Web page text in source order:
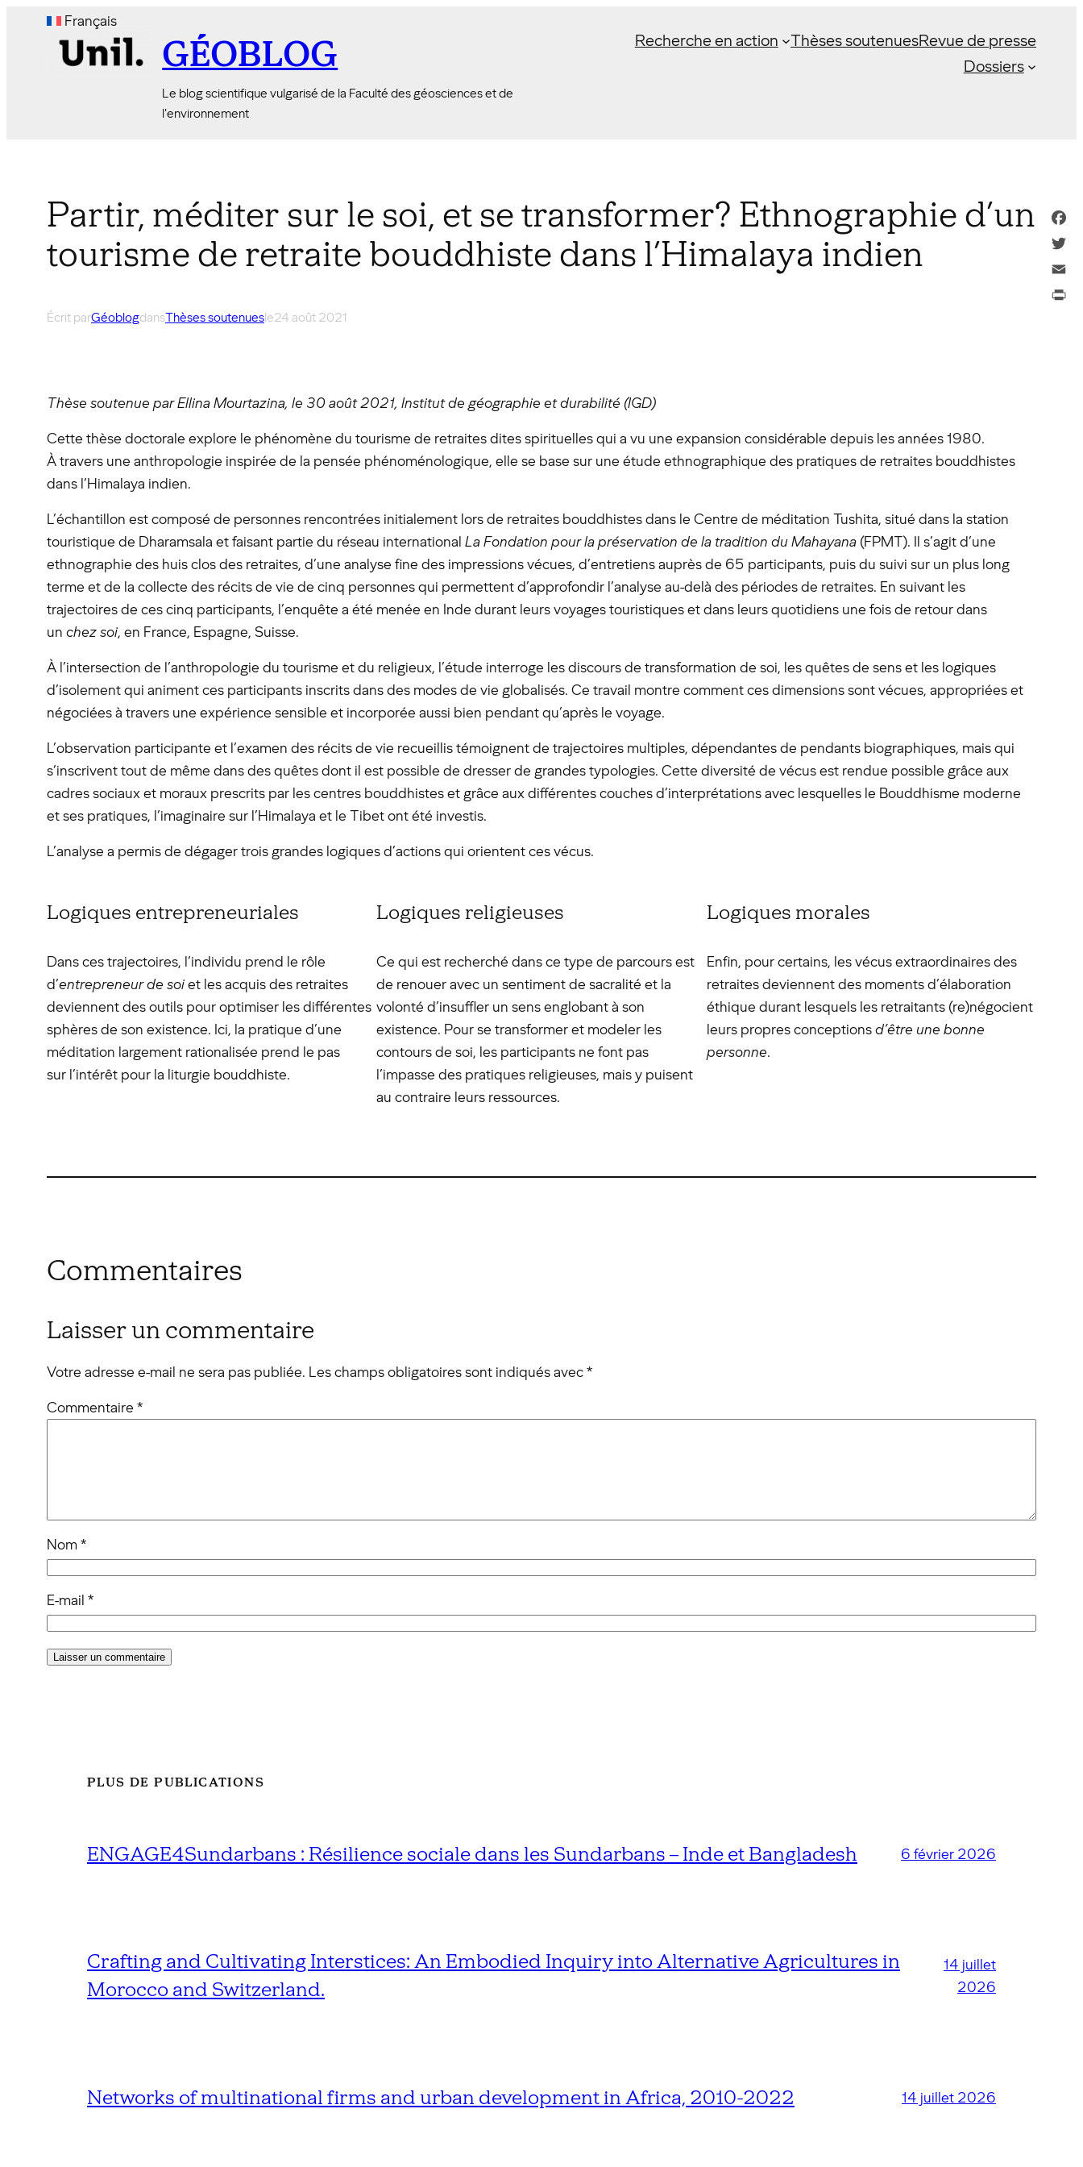
Français
GÉOBLOG
Le blog scientifique vulgarisé de la Faculté des géosciences et de
l'environnement
Recherche en action Thèses soutenuesRevue de presse
Dossiers
Partir, méditer sur le soi, et se transformer? Ethnographie d’un
tourisme de retraite bouddhiste dans l’Himalaya indien
Écrit parGéoblogdansThèses soutenuesle24 août 2021
Thèse soutenue par Ellina Mourtazina, le 30 août 2021, Institut de géographie et durabilité (IGD)
Cette thèse doctorale explore le phénomène du tourisme de retraites dites spirituelles qui a vu une expansion considérable depuis les années 1980.
À travers une anthropologie inspirée de la pensée phénoménologique, elle se base sur une étude ethnographique des pratiques de retraites bouddhistes
dans l’Himalaya indien.
L’échantillon est composé de personnes rencontrées initialement lors de retraites bouddhistes dans le Centre de méditation Tushita, situé dans la station
touristique de Dharamsala et faisant partie du réseau international La Fondation pour la préservation de la tradition du Mahayana (FPMT). Il s’agit d’une
ethnographie des huis clos des retraites, d’une analyse fine des impressions vécues, d’entretiens auprès de 65 participants, puis du suivi sur un plus long
terme et de la collecte des récits de vie de cinq personnes qui permettent d’approfondir l’analyse au-delà des périodes de retraites. En suivant les
trajectoires de ces cinq participants, l’enquête a été menée en Inde durant leurs voyages touristiques et dans leurs quotidiens une fois de retour dans
un chez soi, en France, Espagne, Suisse.
À l’intersection de l’anthropologie du tourisme et du religieux, l’étude interroge les discours de transformation de soi, les quêtes de sens et les logiques
d’isolement qui animent ces participants inscrits dans des modes de vie globalisés. Ce travail montre comment ces dimensions sont vécues, appropriées et
négociées à travers une expérience sensible et incorporée aussi bien pendant qu’après le voyage.
L’observation participante et l’examen des récits de vie recueillis témoignent de trajectoires multiples, dépendantes de pendants biographiques, mais qui
s’inscrivent tout de même dans des quêtes dont il est possible de dresser de grandes typologies. Cette diversité de vécus est rendue possible grâce aux
cadres sociaux et moraux prescrits par les centres bouddhistes et grâce aux différentes couches d’interprétations avec lesquelles le Bouddhisme moderne
et ses pratiques, l’imaginaire sur l’Himalaya et le Tibet ont été investis.
L’analyse a permis de dégager trois grandes logiques d’actions qui orientent ces vécus.
Logiques entrepreneuriales
Dans ces trajectoires, l’individu prend le rôle
d’entrepreneur de soiet les acquis des retraites
deviennent des outils pour optimiser les différentes
sphères de son existence. Ici, la pratique d’une
méditation largement rationalisée prend le pas
sur l’intérêt pour la liturgie bouddhiste.
Logiques religieuses
Ce qui est recherché dans ce type de parcours est
de renouer avec un sentiment de sacralité et la
volonté d’insuffler un sens englobant à son
existence. Pour se transformer et modeler les
contours de soi, les participants ne font pas
l’impasse des pratiques religieuses, mais y puisent
au contraire leurs ressources.
Logiques morales
Enfin, pour certains, les vécus extraordinaires des
retraites deviennent des moments d’élaboration
éthique durant lesquels les retraitants (re)négocient
leurs propres conceptionsd’être une bonne
personne.
Commentaires
Laisser un commentaire
Votre adresse e-mail ne sera pas publiée. Les champs obligatoires sont indiqués avec*
Commentaire *
Nom *
E-mail *
PLUS DE PUBLICATIONS
ENGAGE4Sundarbans : Résilience sociale dans les Sundarbans – Inde et Bangladesh 6 février 2026
Crafting and Cultivating Interstices: An Embodied Inquiry into Alternative Agricultures in
Morocco and Switzerland.
14 juillet
2026
Networks of multinational firms and urban development in Africa, 2010-2022 14 juillet 2026
Email